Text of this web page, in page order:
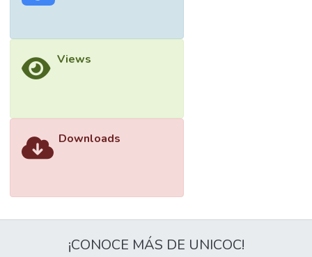
Views
Downloads
¡CONOCE MÁS DE UNICOC!